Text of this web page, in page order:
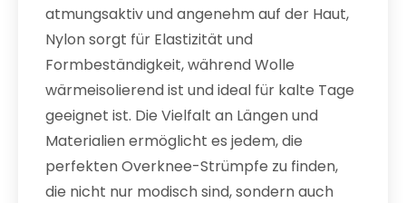
atmungsaktiv und angenehm auf der Haut,
Nylon sorgt für Elastizität und
Formbeständigkeit, während Wolle
wärmeisolierend ist und ideal für kalte Tage
geeignet ist. Die Vielfalt an Längen und
Materialien ermöglicht es jedem, die
perfekten Overknee-Strümpfe zu finden,
die nicht nur modisch sind, sondern auch